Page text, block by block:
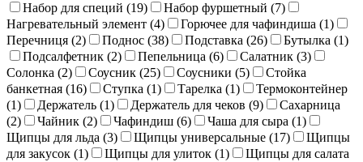
Набор для специй (19) Набор фуршетный (7)
Нагревательный элемент (4) Горючее для чафиндиша (1)
Перечниця (2) Поднос (38) Подставка (26) Бутылка (1)
Подсалфетник (2) Пепельница (6) Салатник (3)
Солонка (2) Соусник (25) Соусники (5)
Стойка
банкетная (16) Ступка (1) Тарелка (1)
Термоконтейнер
(1) Держатель (1) Держатель для чеков (9)
Сахарница
(2) Чайник (2) Чафиндиш (6) Чаша для сыра (1)
Щипцы для льда (3) Щипцы универсальные (17)
Щипцы
для закусок (1) Щипцы для улиток (1)
Щипцы для салата